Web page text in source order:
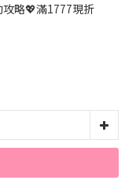
略💖滿1777現折